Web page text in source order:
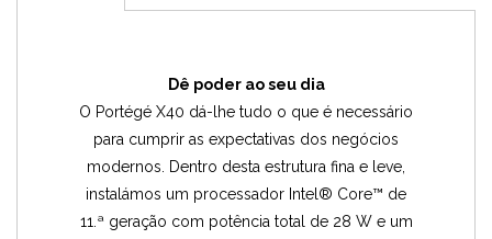
Dê poder ao seu dia
O Portégé X40 dá-lhe tudo o que é necessário
para cumprir as expectativas dos negócios
modernos. Dentro desta estrutura fina e leve,
instalámos um processador Intel® Core™ de
11.ª geração com potência total de 28 W e um